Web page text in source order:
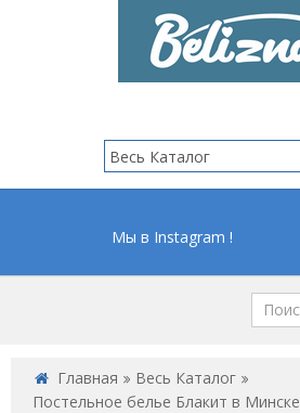
Мы в Instagram !
Главная
Весь Каталог
Постельное белье Блакит в Минске